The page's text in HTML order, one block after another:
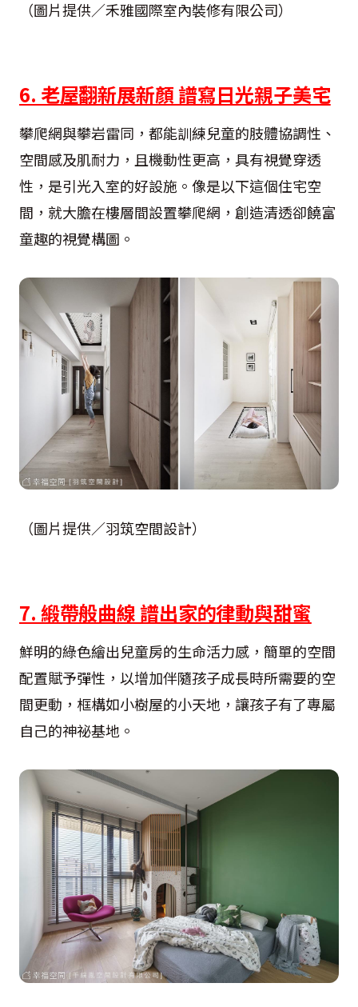
（圖片提供／禾雅國際室內裝修有限公司）
6. 老屋翻新展新顏 譜寫日光親子美宅
攀爬網與攀岩雷同，都能訓練兒童的肢體協調性、
空間感及肌耐力，且機動性更高，具有視覺穿透
性，是引光入室的好設施。像是以下這個住宅空
間，就大膽在樓層間設置攀爬網，創造清透卻饒富
童趣的視覺構圖。
（圖片提供／羽筑空間設計）
7. 緞帶般曲線 譜出家的律動與甜蜜
鮮明的綠色繪出兒童房的生命活力感，簡單的空間
配置賦予彈性，以增加伴隨孩子成長時所需要的空
間更動，框構如小樹屋的小天地，讓孩子有了專屬
自己的神祕基地。